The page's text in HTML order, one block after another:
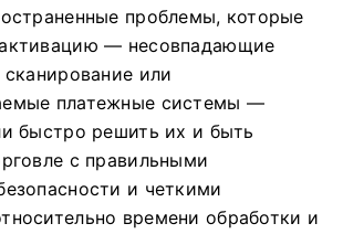
проблемы, которые
— несовпадающие
или
платежные системы —
быстро решить их и быть
с правильными
и четкими
времени обработки и